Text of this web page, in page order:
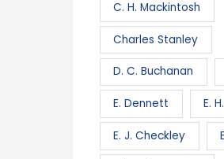
C. H. Mackintosh
Charles Stanley
D. C. Buchanan
E. Dennett E.
E. J. Checkley